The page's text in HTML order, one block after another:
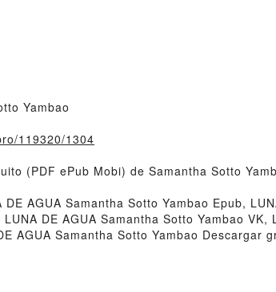
Yambao
119320/1304
(PDF ePub Mobi) de Samantha Sotto
AGUA Samantha Sotto Yambao Epub,
DE AGUA Samantha Sotto Yambao
AGUA Samantha Sotto Yambao Descargar